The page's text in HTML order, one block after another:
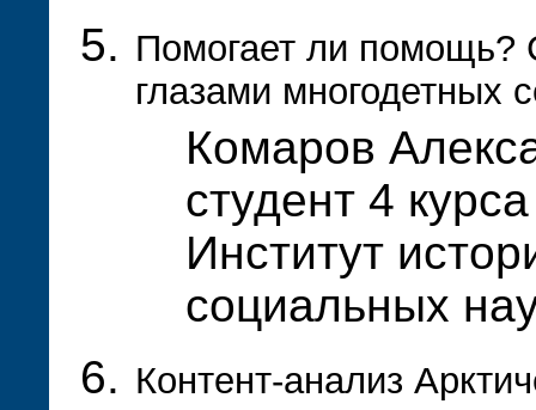
Помогает ли помощь?
глазами многодетных
Комаров
студент 4
Институт
социальных
Контент-анализ